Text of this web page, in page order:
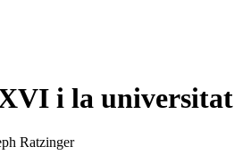
i la universitat
Ratzinger